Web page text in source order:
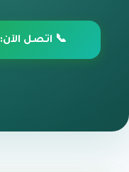
📞 اتصل الآن: 0509648200